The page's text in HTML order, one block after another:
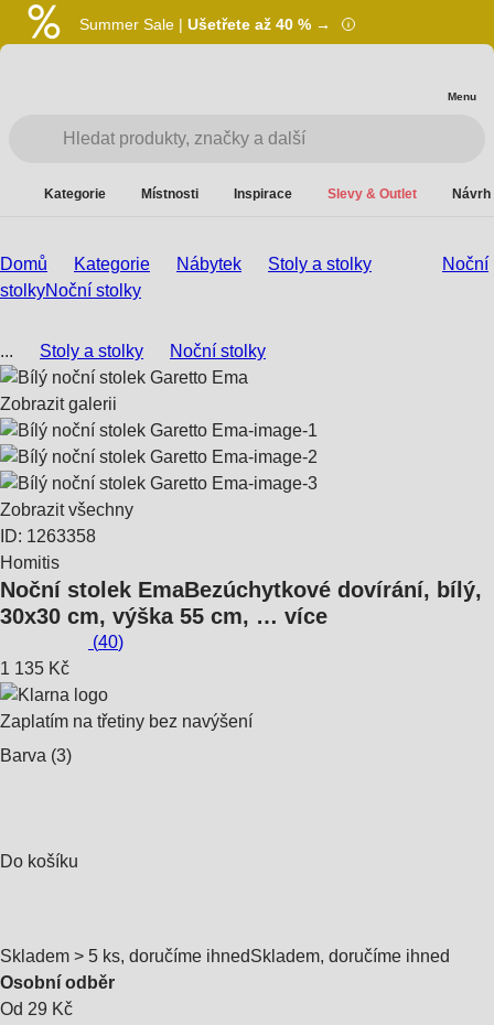
Summer Sale | Ušetřete až 40 % →
Menu
Kategorie Místnosti Inspirace Slevy & Outlet
Domů Kategorie Nábytek Stoly a stolky
Noční
stolkyNoční stolky
... Stoly a stolky Noční stolky
Zobrazit galerii
Zobrazit všechny
ID: 1263358
Homitis
Noční stolek EmaBezúchytkové dovírání, bílý,
30x30 cm, výška 55 cm, … více
(40)
1 135 Kč
Zaplatím na třetiny bez navýšení
Barva (3)
Do košíku
Skladem > 5 ks, doručíme ihnedSkladem, doručíme ihned
Osobní odběr
Od 29 Kč